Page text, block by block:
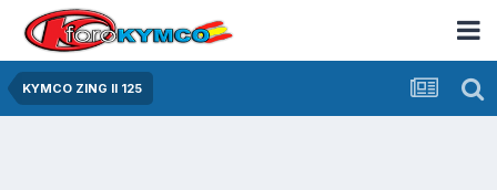
KYMCO ZING II 125